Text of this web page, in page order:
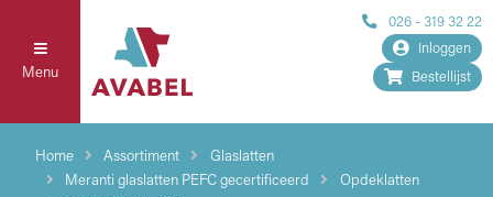
Menu
026 - 319 32 22
Inloggen
Bestellijst
Home Assortiment
Glaslatten
Meranti glaslatten PEFC gecertificeerd
Opdeklatten